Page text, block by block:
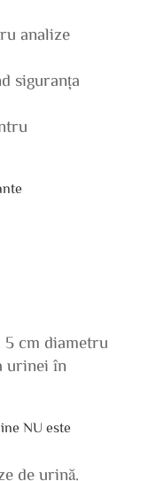
analize
siguranța
5 cm diametru
urinei în
NU este
de urină.